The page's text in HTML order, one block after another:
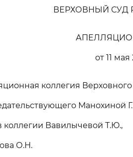
ВЕРХОВНЫЙ СУД
от 11 мая
коллегия
Манохиной
коллегии Вавилычевой Т.Ю.,
О.Н.